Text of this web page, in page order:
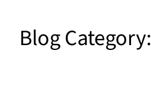
Blog Category: